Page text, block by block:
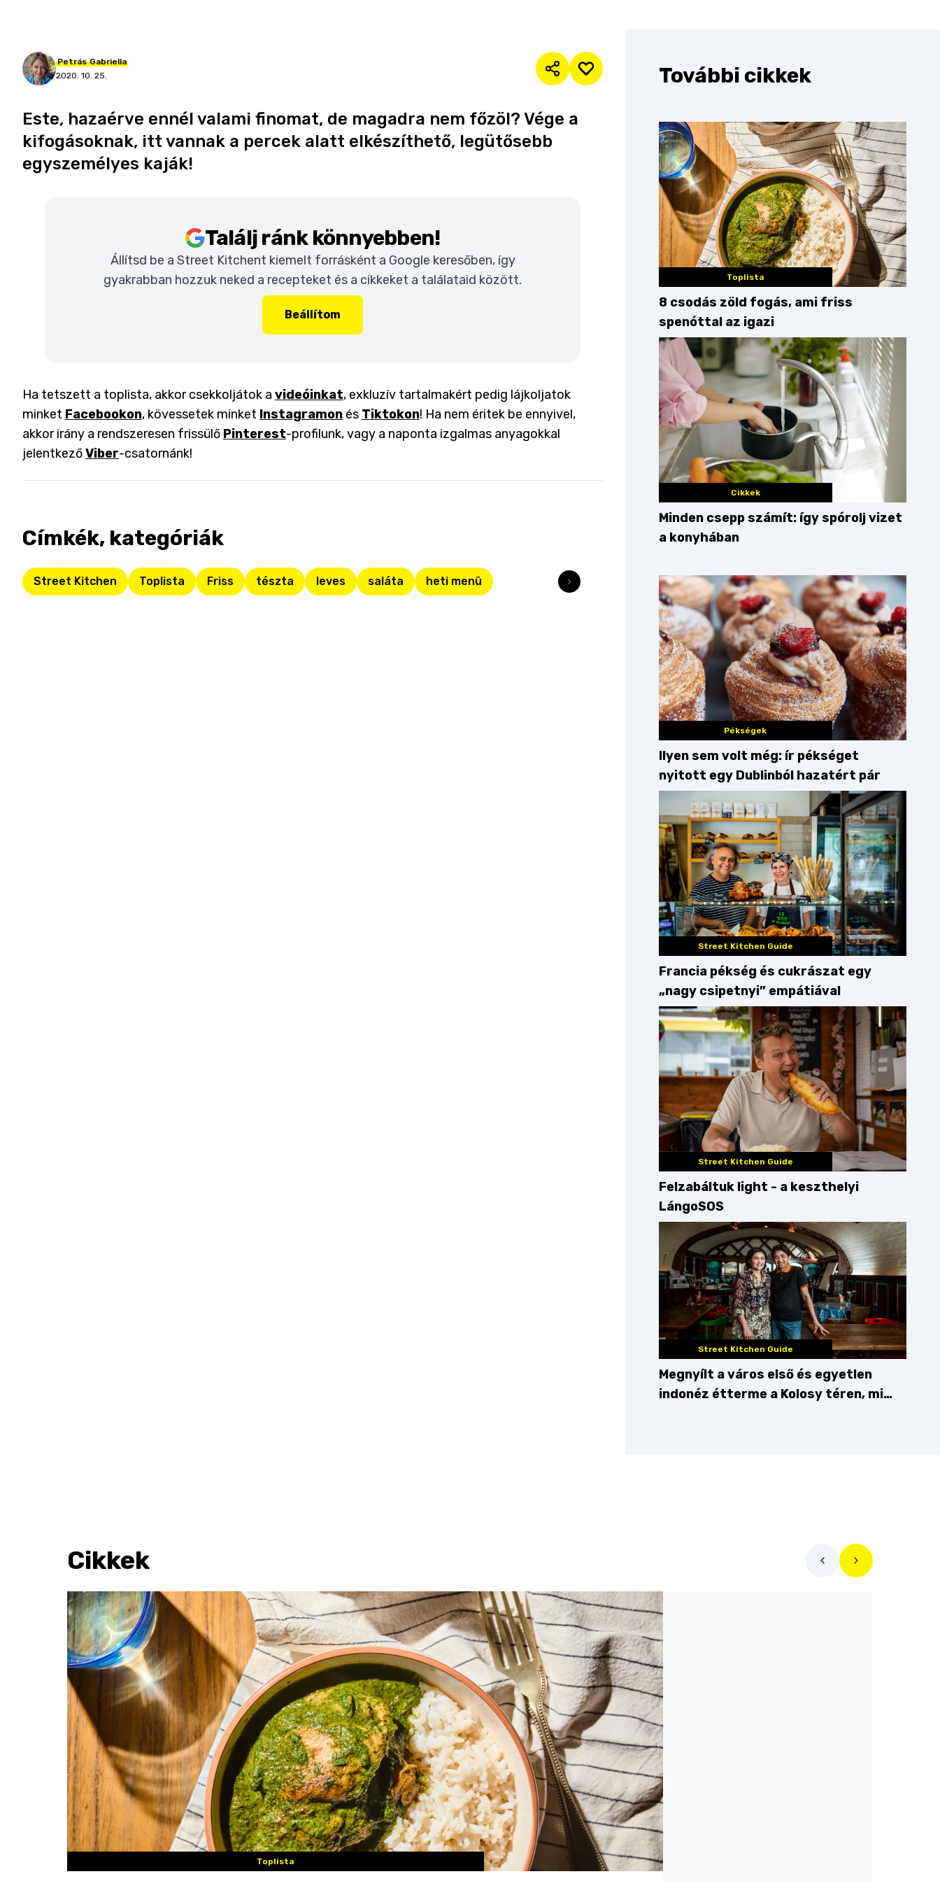
Petrás Gabriella
2020. 10. 25.
Este, hazaérve ennél valami finomat, de magadra nem főzöl? Vége a
kifogásoknak, itt vannak a percek alatt elkészíthető, legütősebb
egyszemélyes kaják!
Találj ránk könnyebben!
Állítsd be a Street Kitchent kiemelt forrásként a Google keresőben, így
gyakrabban hozzuk neked a recepteket és a cikkeket a találataid között.
Beállítom
Ha tetszett a toplista, akkor csekkoljátok a videóinkat, exkluzív tartalmakért pedig lájkoljatok
minket Facebookon, kövessetek minket Instagramon és Tiktokon! Ha nem éritek be ennyivel,
akkor irány a rendszeresen frissülő Pinterest-profilunk, vagy a naponta izgalmas anyagokkal
jelentkezőViber-csatornánk!
Címkék, kategóriák
Street Kitchen Toplista Friss tészta leves saláta heti menü
További cikkek
Toplista
8 csodás zöld fogás, ami friss
spenóttal az igazi
Cikkek
Minden csepp számít: így spórolj vizet
a konyhában
Pékségek
Ilyen sem volt még: ír pékséget
nyitott egy Dublinból hazatért pár
Street Kitchen Guide
Francia pékség és cukrászat egy
„nagy csipetnyi” empátiával
Street Kitchen Guide
Felzabáltuk light - a keszthelyi
LángoSOS
Street Kitchen Guide
Megnyílt a város első és egyetlen
indonéz étterme a Kolosy téren, mi
Cikkek
Toplista